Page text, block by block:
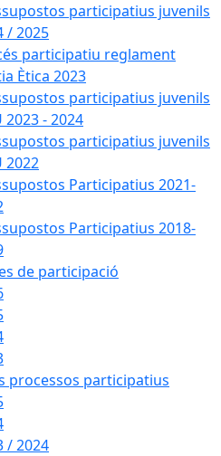
participatius juvenils
/ 2025
participatiu reglament
Ètica 2023
participatius juvenils
2023 - 2024
participatius juvenils
2022
Participatius 2021-
Participatius 2018-
de participació
processos participatius
/ 2024